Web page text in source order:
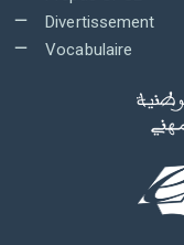
Divertissement
Vocabulaire